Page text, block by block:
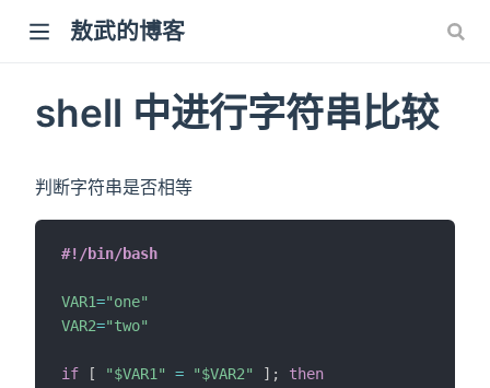
敖武的博客
shell 中进行字符串比较
判断字符串是否相等
#!/bin/bash
VAR1="one"
VAR2="two"
if [ "$VAR1 " = "$VAR2" ] ;
then